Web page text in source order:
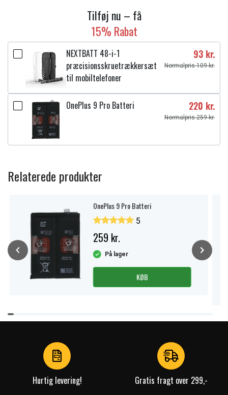
Tilføj nu – få
15% Rabat
NEXTBATT 48-i-1
præcisionsskruetrækkersæt
til mobiltelefoner
93 kr.
Normalpris 109 kr.
OnePlus 9 Pro Batteri 220 kr.
Normalpris 259 kr.
Relaterede produkter
OnePlus 9 Pro Batteri
5
259 kr.
På lager
KØB
Item
1
Hurtig levering! Gratis fragt over 299,-